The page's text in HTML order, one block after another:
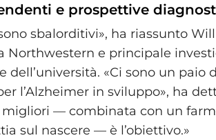
e prospettive
sbalorditivi», ha riassunto
Northwestern e principale
dell’università. «Ci sono un paio
l’Alzheimer in sviluppo», ha
— combinata con un
sul nascere — è l’obiettivo.»